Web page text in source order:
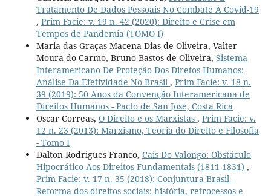
Tratamento De Dados Pessoais No Combate À Covid-19
, Prim Facie: v. 19 n. 42 (2020): Direito e Crise em
Tempos de Pandemia (TOMO I)
Maria das Graças Macena Dias de Oliveira, Valter
Moura do Carmo, Bruno Bastos de Oliveira, Sistema
Interamericano De Proteção Dos Diretos Humanos:
Análise Da Efetividade No Brasil , Prim Facie: v. 18 n.
39 (2019): 50 Anos da Convenção Interamericana de
Direitos Humanos - Pacto de San Jose, Costa Rica
Oscar Correas, O Direito e os Marxistas , Prim Facie: v.
12 n. 23 (2013): Marxismo, Teoria do Direito e Filosofia
- Tomo I
Dalton Rodrigues Franco, Cais Do Valongo: Obstáculo
Hipocrático Aos Direitos Fundamentais (1811-1831) ,
Prim Facie: v. 17 n. 35 (2018): Conjuntura Brasil -
Reforma dos direitos sociais: história, retrocessos e